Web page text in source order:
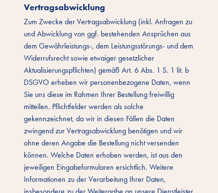
Vertragsabwicklung
Zum Zwecke der Vertragsabwicklung (inkl. Anfragen zu
und Abwicklung von ggf. bestehenden Ansprüchen aus
dem Gewährleistungs-, dem Leistungsstörungs- und dem
Widerrufsrecht sowie etwaiger gesetzlicher
Aktualisierungspflichten) gemäß Art. 6 Abs. 1 S. 1 lit. b
DSGVO erheben wir personenbezogene Daten, wenn
Sie uns diese im Rahmen Ihrer Bestellung freiwillig
mitteilen. Pflichtfelder werden als solche
gekennzeichnet, da wir in diesen Fällen die Daten
zwingend zur Vertragsabwicklung benötigen und wir
ohne deren Angabe die Bestellung nicht versenden
können. Welche Daten erhoben werden, ist aus den
jeweiligen Eingabeformularen ersichtlich. Weitere
Informationen zu der Verarbeitung Ihrer Daten,